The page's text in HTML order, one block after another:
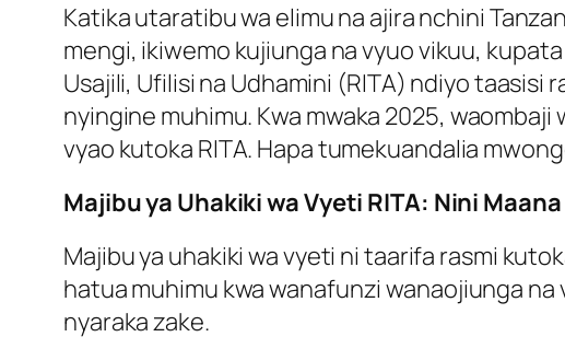
Katika utaratibu wa elimu na ajira nchini
mengi, ikiwemo kujiunga na vyuo vikuu,
Usajili, Ufilisi na Udhamini (RITA) ndiyo taasisi
nyingine muhimu. Kwa mwaka 2025,
vyao kutoka RITA. Hapa tumekuandalia
Majibu ya Uhakiki wa Vyeti RITA: Nini Maana
Majibu ya uhakiki wa vyeti ni taarifa rasmi
hatua muhimu kwa wanafunzi wanaojiunga
nyaraka zake.